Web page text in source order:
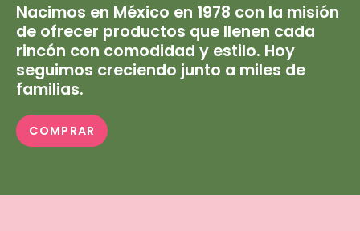
Nacimos en México en 1978 con la misión
de ofrecer productos que llenen cada
rincón con comodidad y estilo. Hoy
seguimos creciendo junto a miles de
familias.
COMPRAR